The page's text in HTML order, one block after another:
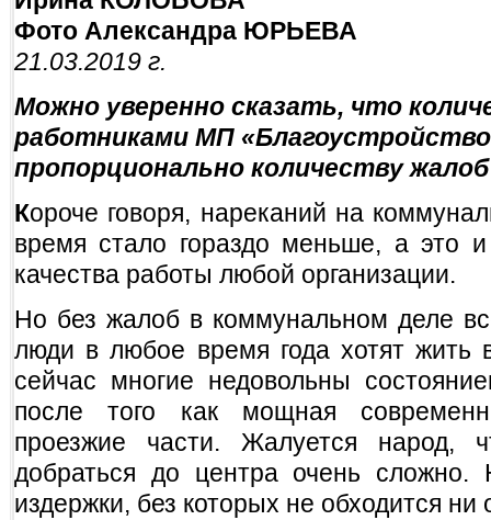
Фото Александра ЮРЬЕВА
21.03.2019 г.
Можно уверенно сказать, что
работниками МП
пропорционально количеству
Короче говоря, нареканий на
время стало гораздо меньше, а это
качества работы любой организации.
Но без жалоб в коммунальном деле
люди в любое время года хотят жить
сейчас многие недовольны
после того как мощная
проезжие части. Жалуется народ,
добраться до центра очень сложно.
издержки, без которых не обходится